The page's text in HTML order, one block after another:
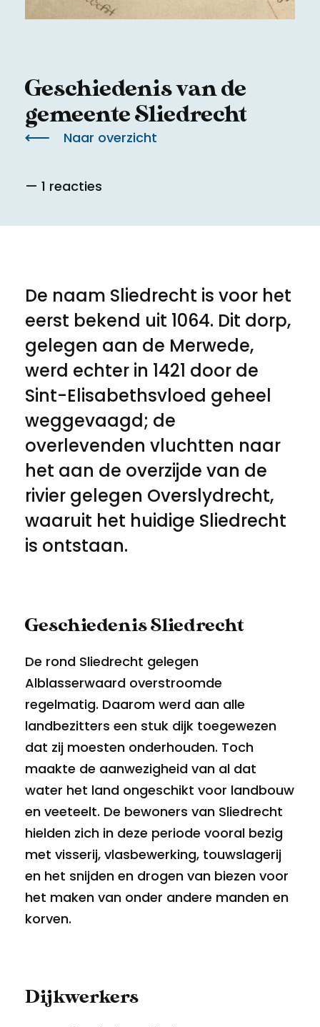
Voorwaarden
Geschiedenis van de
gemeente Sliedrecht
Naar overzicht
— 1 reacties
De naam Sliedrecht is voor het
eerst bekend uit 1064. Dit dorp,
gelegen aan de Merwede,
werd echter in 1421 door de
Sint-Elisabethsvloed geheel
weggevaagd; de
overlevenden vluchtten naar
het aan de overzijde van de
rivier gelegen Overslydrecht,
waaruit het huidige Sliedrecht
is ontstaan.
Geschiedenis Sliedrecht
De rond Sliedrecht gelegen
Alblasserwaard overstroomde
regelmatig. Daarom werd aan alle
landbezitters een stuk dijk toegewezen
dat zij moesten onderhouden. Toch
maakte de aanwezigheid van al dat
water het land ongeschikt voor landbouw
en veeteelt. De bewoners van Sliedrecht
hielden zich in deze periode vooral bezig
met visserij, vlasbewerking, touwslagerij
en het snijden en drogen van biezen voor
het maken van onder andere manden en
korven.
Dijkwerkers